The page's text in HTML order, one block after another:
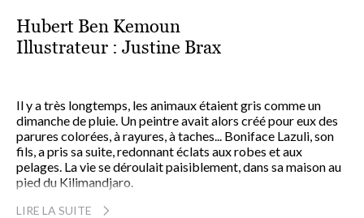
Hubert Ben Kemoun
Illustrateur : Justine Brax
Il y a très longtemps, les animaux étaient gris comme un
dimanche de pluie. Un peintre avait alors créé pour eux des
parures colorées, à rayures, à taches... Boniface Lazuli, son
fils, a pris sa suite, redonnant éclats aux robes et aux
pelages. La vie se déroulait paisiblement, dans sa maison au
pied du Kilimandjaro.
LIRE LA SUITE